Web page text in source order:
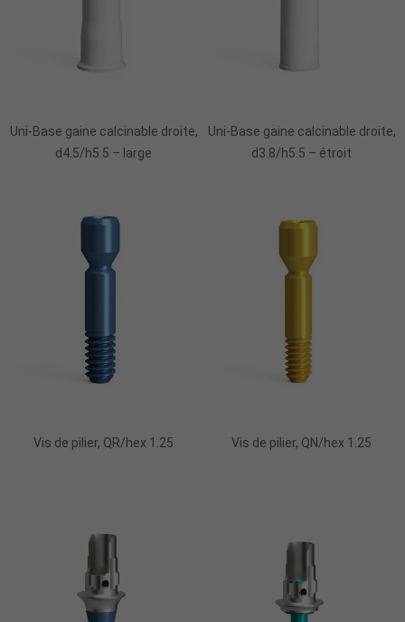
Uni-Base gaine calcinable droite,
d4.5/h5.5 – large
Uni-Base gaine calcinable droite,
d3.8/h5.5 – étroit
Vis de pilier, QR/hex 1.25 Vis de pilier, QN/hex 1.25